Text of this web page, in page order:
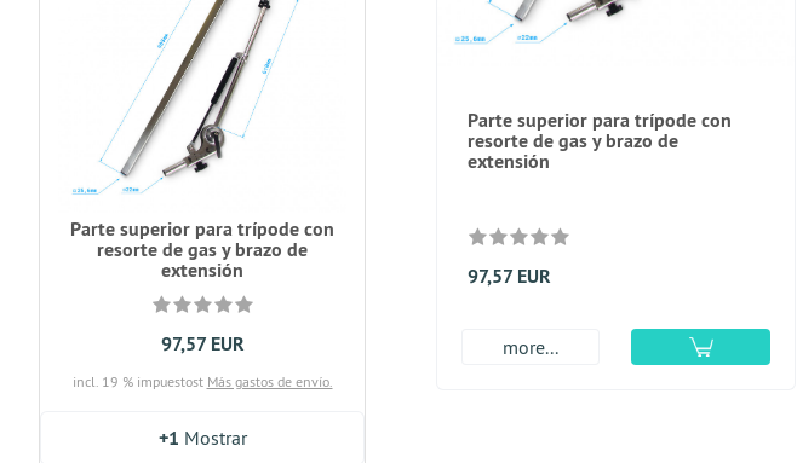
Parte superior para trípode con
resorte de gas y brazo de
extensión
97,57 EUR
more...
Parte superior para trípode con
resorte de gas y brazo de
extensión
97,57 EUR
incl. 19 % impuestost Más gastos de envío.
+1 Mostrar